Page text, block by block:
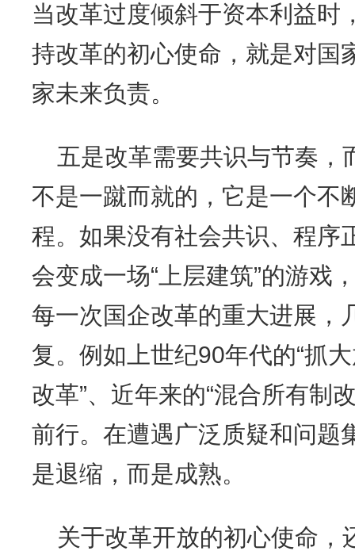
当改革过度倾斜于资本利益时
持改革的初心使命，就是对国
家未来负责。
五是改革需要共识与节奏，
不是一蹴而就的，它是一个不
程。如果没有社会共识、程序
会变成一场“上层建筑”的游戏
每一次国企改革的重大进展，
复。例如上世纪90年代的“抓
改革”、近年来的“混合所有制
前行。在遭遇广泛质疑和问题
是退缩，而是成熟。
关于改革开放的初心使命，